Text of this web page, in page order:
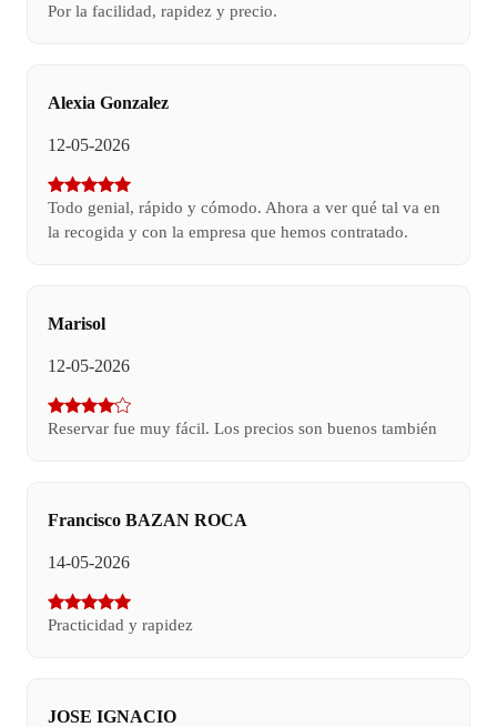
Por la facilidad, rapidez y precio.
Alexia Gonzalez
12-05-2026
Todo genial, rápido y cómodo. Ahora a ver qué tal va en
la recogida y con la empresa que hemos contratado.
Marisol
12-05-2026
Reservar fue muy fácil. Los precios son buenos también
Francisco BAZAN ROCA
14-05-2026
Practicidad y rapidez
JOSE IGNACIO